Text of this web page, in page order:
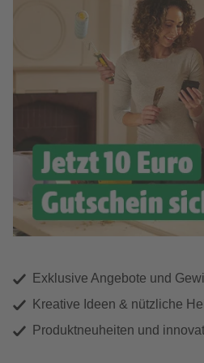
Exklusive Angebote und
Kreative Ideen & nützliche
Produktneuheiten und